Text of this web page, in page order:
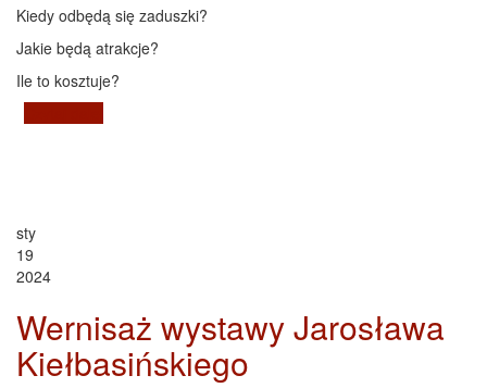
Kiedy odbędą się zaduszki?
Jakie będą atrakcje?
Ile to kosztuje?
sty
19
2024
Wernisaż wystawy Jarosława
Kiełbasińskiego